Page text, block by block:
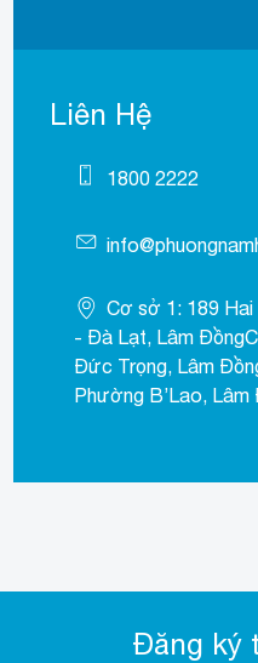
Liên Hệ
1800 2222
Cơ sở 1: 189
- Đà Lạt, Lâm
Đức Trọng, Lâm
Phường B’Lao, Lâm
Đăng ký